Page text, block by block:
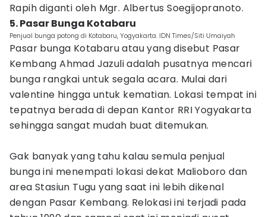
Rapih diganti oleh Mgr. Albertus Soegijopranoto.
5. Pasar Bunga Kotabaru
Penjual bunga potong di Kotabaru, Yogyakarta. IDN Times/Siti Umaiyah
Pasar bunga Kotabaru atau yang disebut Pasar
Kembang Ahmad Jazuli adalah pusatnya mencari
bunga rangkai untuk segala acara. Mulai dari
valentine hingga untuk kematian. Lokasi tempat ini
tepatnya berada di depan Kantor RRI Yogyakarta
sehingga sangat mudah buat ditemukan.
Gak banyak yang tahu kalau semula penjual
bunga ini menempati lokasi dekat Malioboro dan
area Stasiun Tugu yang saat ini lebih dikenal
dengan Pasar Kembang. Relokasi ini terjadi pada